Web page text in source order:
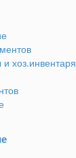
хоз.инвентаря